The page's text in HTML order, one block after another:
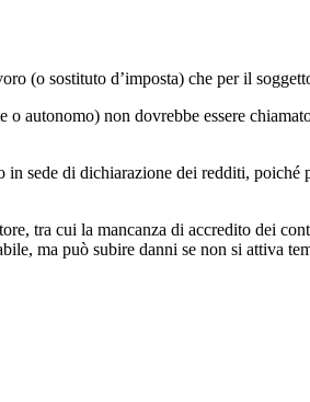
(o sostituto d’imposta) che per il
autonomo) non dovrebbe essere
sede di dichiarazione dei redditi, poiché
tra cui la mancanza di accredito dei
ma può subire danni se non si attiva